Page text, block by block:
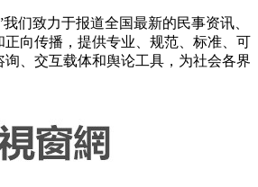
们致力于报道全国最新的民事资讯、
正向传播，提供专业、规范、标准、可
、交互载体和舆论工具，为社会各界